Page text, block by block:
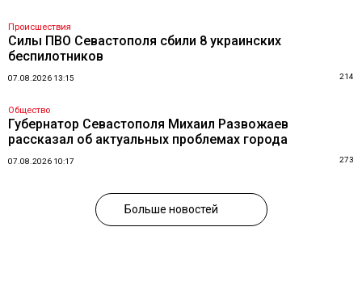
Происшествия
Силы ПВО Севастополя сбили 8 украинских
беспилотников
07.08.2026 13:15 214
Общество
Губернатор Севастополя Михаил Развожаев
рассказал об актуальных проблемах города
07.08.2026 10:17 273
Больше новостей